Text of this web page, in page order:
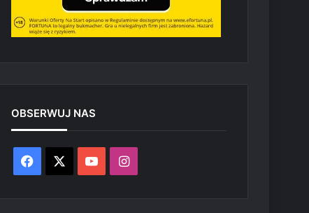
OBSERWUJ NAS
Facebook YouTubeInstagram